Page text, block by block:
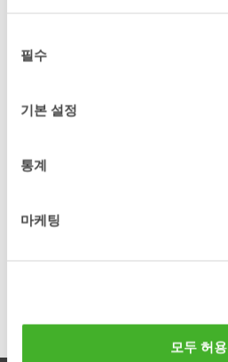
필수
기본 설정
통계
마케팅
모두 허용
검사
그 결과, 향후 수많은 작업 시간 동